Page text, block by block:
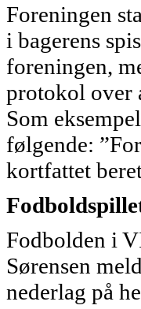
Foreningen
i bagerens
foreningen,
protokol over
Som
følgende:
kortfattet
Fodbolden i
Sørensen
nederlag på